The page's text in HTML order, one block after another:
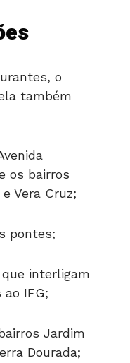
o
também
os bairros
Vera Cruz;
pontes;
interligam
ao IFG;
Jardim
Dourada;